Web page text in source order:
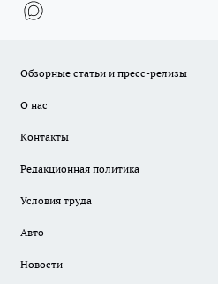
Обзорные статьи и пресс-релизы
О нас
Контакты
Редакционная политика
Условия труда
Авто
Новости